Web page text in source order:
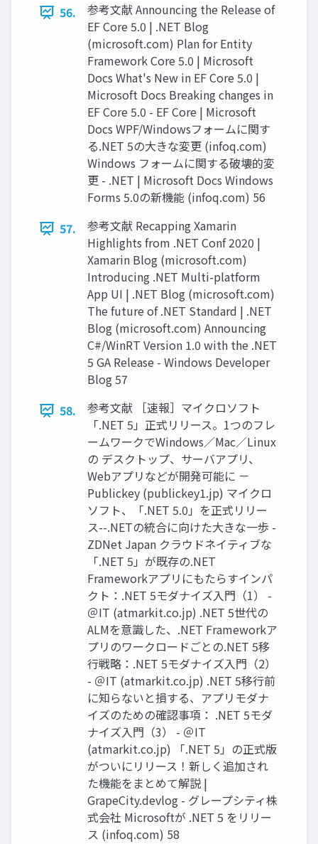
56.
参考文献 Announcing the Release of
EF Core 5.0 | .NET Blog
(microsoft.com) Plan for Entity
Framework Core 5.0 | Microsoft
Docs What's New in EF Core 5.0 |
Microsoft Docs Breaking changes in
EF Core 5.0 - EF Core | Microsoft
Docs WPF/Windowsフォームに関す
る.NET 5の大きな変更 (infoq.com)
Windows フォームに関する破壊的変
更 - .NET | Microsoft Docs Windows
Forms 5.0の新機能 (infoq.com) 56
57.
参考文献 Recapping Xamarin
Highlights from .NET Conf 2020 |
Xamarin Blog (microsoft.com)
Introducing .NET Multi-platform
App UI | .NET Blog (microsoft.com)
The future of .NET Standard | .NET
Blog (microsoft.com) Announcing
C#/WinRT Version 1.0 with the .NET
5 GA Release - Windows Developer
Blog 57
58.
参考文献 ［速報］マイクロソフト
「.NET 5」正式リリース。1つのフレ
ームワークでWindows／Mac／Linux
の デスクトップ、サーバアプリ、
Webアプリなどが開発可能に －
Publickey (publickey1.jp) マイクロ
ソフト、「.NET 5.0」を正式リリー
ス--.NETの統合に向けた大きな一歩 -
ZDNet Japan クラウドネイティブな
「.NET 5」が既存の.NET
Frameworkアプリにもたらすインパ
クト：.NET 5モダナイズ入門（1） -
＠IT (atmarkit.co.jp) .NET 5世代の
ALMを意識した、.NET Frameworkア
プリのワークロードごとの.NET 5移
行戦略：.NET 5モダナイズ入門（2）
- ＠IT (atmarkit.co.jp) .NET 5移行前
に知らないと損する、アプリモダナ
イズのための確認事項： .NET 5モダ
ナイズ入門（3） - ＠IT
(atmarkit.co.jp) 「.NET 5」の正式版
がついにリリース！新しく追加され
た機能をまとめて解説 |
GrapeCity.devlog - グレープシティ株
式会社 Microsoftが .NET 5 をリリー
ス (infoq.com) 58